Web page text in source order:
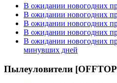
В ожидании новогодних
В ожидании новогодних
В ожидании новогодних
В ожидании новогодних
В ожидании новогодних
минувших дней
Пылеуловители